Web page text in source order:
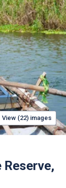
View (22) images
Reserve,